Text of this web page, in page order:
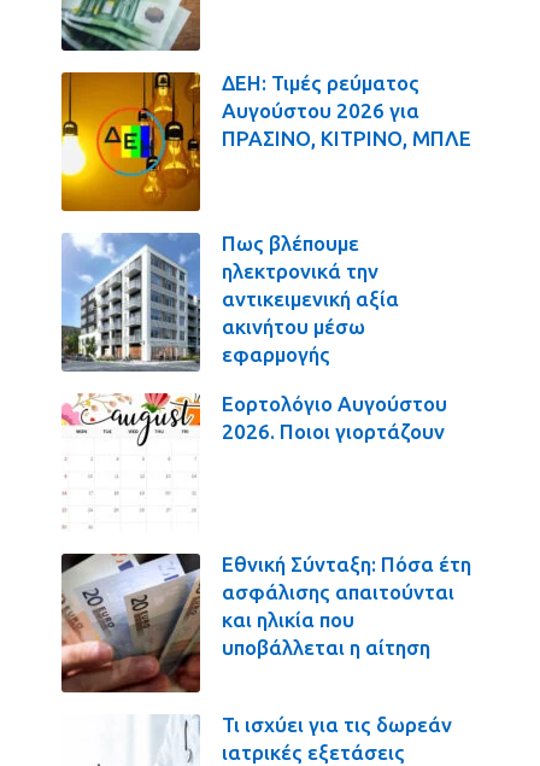
ΔΕΗ: Τιμές ρεύματος
Αυγούστου 2026 για
ΠΡΑΣΙΝΟ, ΚΙΤΡΙΝΟ, ΜΠΛΕ
Πως βλέπουμε
ηλεκτρονικά την
αντικειμενική αξία
ακινήτου μέσω
εφαρμογής
Εορτολόγιο Αυγούστου
2026. Ποιοι γιορτάζουν
Εθνική Σύνταξη: Πόσα έτη
ασφάλισης απαιτούνται
και ηλικία που
υποβάλλεται η αίτηση
Τι ισχύει για τις δωρεάν
ιατρικές εξετάσεις